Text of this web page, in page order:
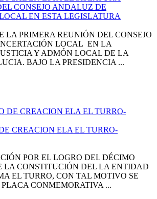
CONSEJO ANDALUZ DE
EN ESTA LEGISLATURA
LA PRIMERA REUNIÓN DEL CONSEJO
LOCAL EN LA
Y ADMÓN LOCAL DE LA
BAJO LA PRESIDENCIA ...
CREACION ELA EL TURRO-
POR EL LOGRO DEL DÉCIMO
LA CONSTITUCIÓN DEL LA ENTIDAD
EL TURRO, CON TAL MOTIVO SE
CONMEMORATIVA ...